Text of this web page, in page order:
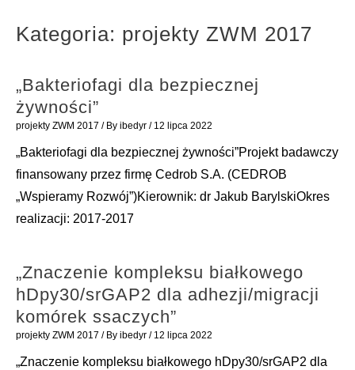
Kategoria: projekty ZWM 2017
„Bakteriofagi dla bezpiecznej
żywności”
projekty ZWM 2017 / By ibedyr / 12 lipca 2022
„Bakteriofagi dla bezpiecznej żywności”Projekt badawczy
finansowany przez firmę Cedrob S.A. (CEDROB
„Wspieramy Rozwój”)Kierownik: dr Jakub BarylskiOkres
realizacji: 2017-2017
„Znaczenie kompleksu białkowego
hDpy30/srGAP2 dla adhezji/migracji
komórek ssaczych”
projekty ZWM 2017 / By ibedyr / 12 lipca 2022
„Znaczenie kompleksu białkowego hDpy30/srGAP2 dla